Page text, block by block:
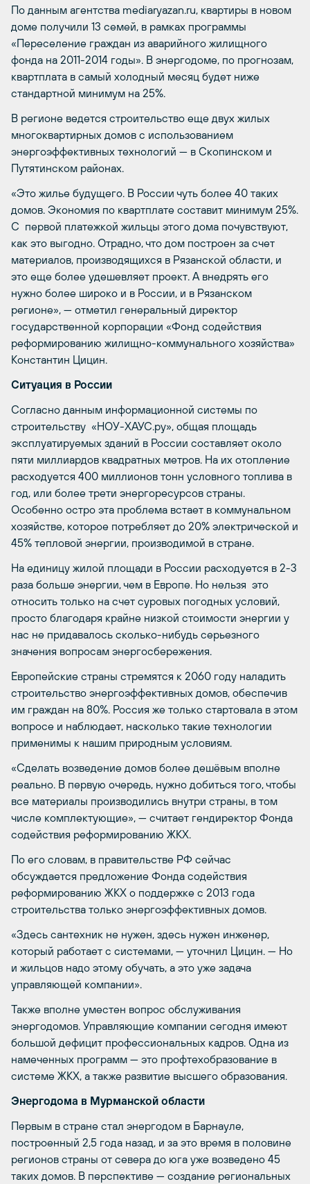
По данным агентства mediaryazan.ru, квартиры в новом
доме получили 13 семей, в рамках программы
«Переселение граждан из аварийного жилищного
фонда на 2011-2014 годы». В энергодоме, по прогнозам,
квартплата в самый холодный месяц будет ниже
стандартной минимум на 25%.
В регионе ведется строительство еще двух жилых
многоквартирных домов с использованием
энергоэффективных технологий — в Скопинском и
Путятинском районах.
«Это жилье будущего. В России чуть более 40 таких
домов. Экономия по квартплате составит минимум 25%.
С первой платежкой жильцы этого дома почувствуют,
как это выгодно. Отрадно, что дом построен за счет
материалов, производящихся в Рязанской области, и
это еще более удешевляет проект. А внедрять его
нужно более широко и в России, и в Рязанском
регионе», — отметил генеральный директор
государственной корпорации «Фонд содействия
реформированию жилищно-коммунального хозяйства»
Константин Цицин.
Ситуация в России
Согласно данным информационной системы по
строительству «НОУ-ХАУС.ру», общая площадь
эксплуатируемых зданий в России составляет около
пяти миллиардов квадратных метров. На их отопление
расходуется 400 миллионов тонн условного топлива в
год, или более трети энергоресурсов страны.
Особенно остро эта проблема встает в коммунальном
хозяйстве, которое потребляет до 20% электрической и
45% тепловой энергии, производимой в стране.
На единицу жилой площади в России расходуется в 2-3
раза больше энергии, чем в Европе. Но нельзя это
относить только на счет суровых погодных условий,
просто благодаря крайне низкой стоимости энергии у
нас не придавалось сколько-нибудь серьезного
значения вопросам энергосбережения.
Европейские страны стремятся к 2060 году наладить
строительство энергоэффективных домов, обеспечив
им граждан на 80%. Россия же только стартовала в этом
вопросе и наблюдает, насколько такие технологии
применимы к нашим природным условиям.
«Сделать возведение домов более дешёвым вполне
реально. В первую очередь, нужно добиться того, чтобы
все материалы производились внутри страны, в том
числе комплектующие», — считает гендиректор Фонда
содействия реформированию ЖКХ.
По его словам, в правительстве РФ сейчас
обсуждается предложение Фонда содействия
реформированию ЖКХ о поддержке с 2013 года
строительства только энергоэффективных домов.
«Здесь сантехник не нужен, здесь нужен инженер,
который работает с системами, — уточнил Цицин. — Но
и жильцов надо этому обучать, а это уже задача
управляющей компании».
Также вполне уместен вопрос обслуживания
энергодомов. Управляющие компании сегодня имеют
большой дефицит профессиональных кадров. Одна из
намеченных программ — это профтехобразование в
системе ЖКХ, а также развитие высшего образования.
Энергодома в Мурманской области
Первым в стране стал энергодом в Барнауле,
построенный 2,5 года назад, и за это время в половине
регионов страны от севера до юга уже возведено 45
таких домов. В перспективе — создание региональных